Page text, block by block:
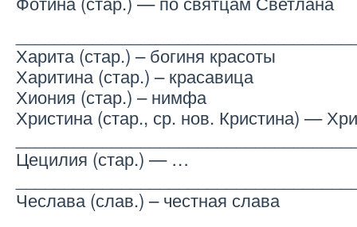
Харита (стар.) – богиня красоты
Харитина (стар.) – красавица
Хиония (стар.) – нимфа
Христина (стар., ср. нов. Кристина) —
Цецилия (стар.) — …
Чеслава (слав.) – честная слава